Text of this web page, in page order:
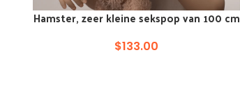
VOEG TOE AAN WINKELKAR
Hamster, zeer kleine sekspop van 100 cm
$133.00